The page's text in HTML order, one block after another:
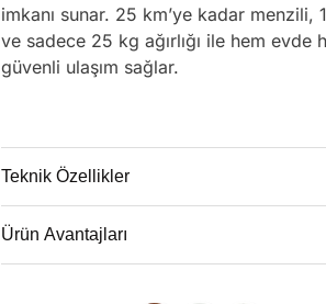
imkanı sunar. 25 km’ye kadar menzili,
ve sadece 25 kg ağırlığı ile hem evde
güvenli ulaşım sağlar.
Teknik Özellikler
Ürün Avantajları